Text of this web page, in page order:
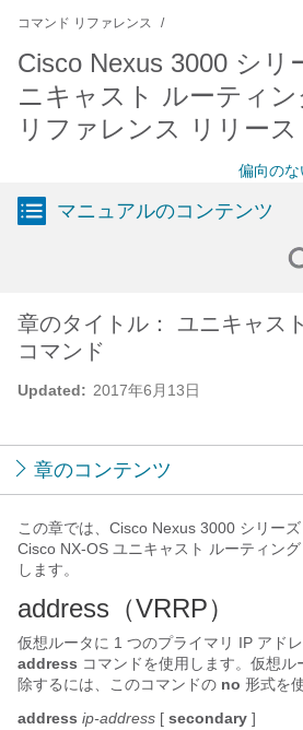
コマンド リファレンス
Cisco Nexus 3000 シリ
ニキャスト ルーティ
リファレンス リリー
偏向の
マニュアルのコンテンツ
Updated: 2017年6月13日
章のタイトル： ユニキャス
コマンド
章のコンテンツ
この章では、Cisco Nexus 3000 シリー
Cisco NX-OS ユニキャスト ルーティン
します。
address（VRRP）
仮想ルータに 1 つのプライマリ IP アドレ
address コマンドを使用します。仮想ル
除するには、このコマンドの no 形式を
address ip-address [ secondary ]